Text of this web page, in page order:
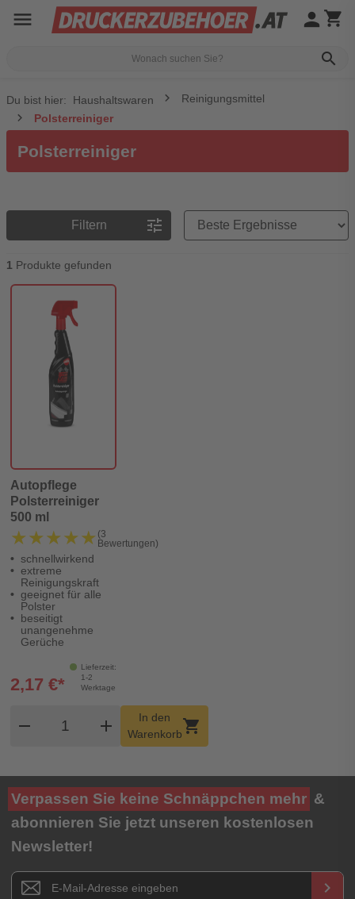
menu
search
person shopping_cart
Du bist hier: Haushaltswaren
Reinigungsmittel
Polsterreiniger
Polsterreiniger
Filtern tune
Preisreihenfolge
1 Produkte gefunden
Autopflege
Polsterreiniger
500 ml
★★★★★
★★★★★ (3
Bewertungen)
schnellwirkend
extreme
Reinigungskraft
geeignet für alle
Polster
beseitigt
unangenehme
Gerüche
Lieferzeit:
1-2
Werktage
2,17 €*
remove
Produkt Warenkorb Menge
add
In den
Warenkorbshopping_cart
Verpassen Sie keine Schnäppchen mehr &
abonnieren Sie jetzt unseren kostenlosen
Newsletter!
Newsletter E-Mail Adresse keyboard_arrow_right